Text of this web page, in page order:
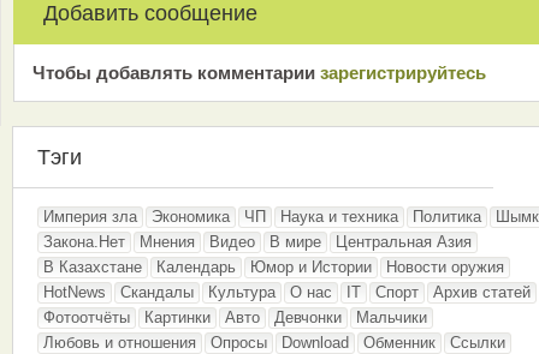
Добавить сообщение
Чтобы добавлять комментарии зарeгиcтрирyйтeсь
Тэги
Империя зла Экономика ЧП Наука и техника Политика
Закона.Нет
Мнения Видео В мире
Центральная Азия
В Казахстане
Календарь Юмор и Истории
Новости оружия
HotNews
Скандалы Культура О нас IT Спорт
Архив статей
Фотоотчёты
Картинки Авто Девчонки
Мальчики
Любовь и отношения
Опросы Download Обменник
Ссылки